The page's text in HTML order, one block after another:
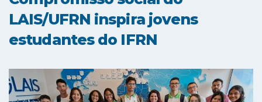
LAIS/UFRN inspira jovens
estudantes do IFRN